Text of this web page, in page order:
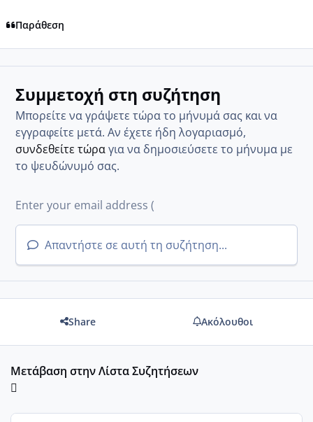
Παράθεση
Συμμετοχή στη συζήτηση
Μπορείτε να γράψετε τώρα το μήνυμά σας και να
εγγραφείτε μετά. Αν έχετε ήδη λογαριασμό,
συνδεθείτε τώραγια να δημοσιεύσετε το μήνυμα με
το ψευδώνυμό σας.
Απαντήστε σε αυτή τη συζήτηση...
Share Ακόλουθοι
Μετάβαση στην Λίστα Συζητήσεων